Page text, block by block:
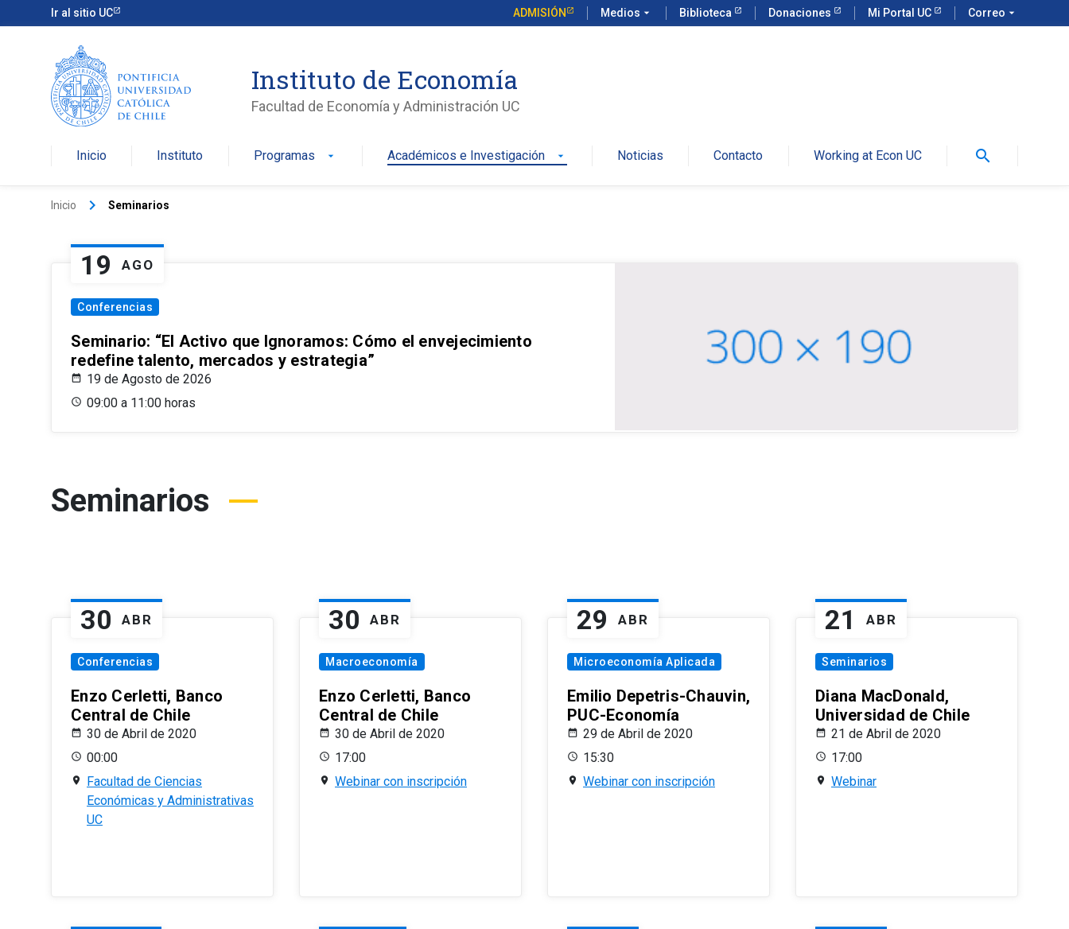
Ir al sitio UC ADMISIÓN Medios arrow_drop_down Biblioteca Donaciones Mi Portal UC Correo arrow_drop_down
Instituto de Economía
Facultad de Economía y Administración UC
Inicio Instituto Programas arrow_drop_down Académicos e Investigación arrow_drop_down Noticias Contacto Working at Econ UC search
Inicio keyboard_arrow_right Seminarios
19 AGO
Conferencias
Seminario: “El Activo que Ignoramos: Cómo el envejecimiento
redefine talento, mercados y estrategia”
19 de Agosto de 2026
09:00 a 11:00 horas
Seminarios
30 ABR
Conferencias
Enzo Cerletti, Banco
Central de Chile
30 de Abril de 2020
00:00
Facultad de Ciencias
Económicas y Administrativas
UC
30 ABR
Macroeconomía
Enzo Cerletti, Banco
Central de Chile
30 de Abril de 2020
17:00
Webinar con inscripción
29 ABR
Microeconomía Aplicada
Emilio Depetris-Chauvin,
PUC-Economía
29 de Abril de 2020
15:30
Webinar con inscripción
21 ABR
Seminarios
Diana MacDonald,
Universidad de Chile
21 de Abril de 2020
17:00
Webinar